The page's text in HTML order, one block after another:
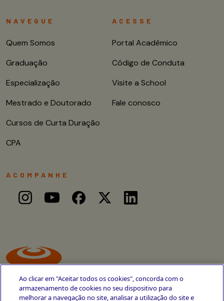
NAVEGUE
Quem Somos
Graduação
Especialização
Mestrado e Doutorado
Cursos de Curta Duração
CPA
ACESSE
Portal Acadêmico
Código de Conduta
Visite a School
Fale conosco
ACOMPANHE
Ao clicar em "Aceitar todos os cookies", concorda com o
armazenamento de cookies no seu dispositivo para
melhorar a navegação no site, analisar a utilização do site e